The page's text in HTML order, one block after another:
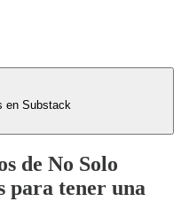
en Substack
de No Solo
para tener una